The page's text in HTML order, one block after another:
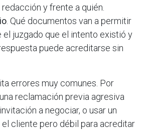
y frente a quién.
. Qué documentos van a permitir
el juzgado que el intento existió y
puede acreditarse sin
errores muy comunes. Por
reclamación previa agresiva
a negociar, o usar un
cliente pero débil para acreditar